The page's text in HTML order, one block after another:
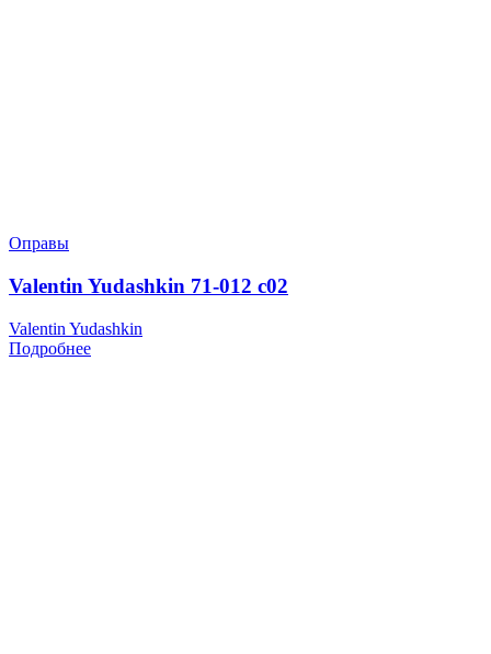
Оправы
Valentin Yudashkin 71-012 c02
Valentin Yudashkin
Подробнее